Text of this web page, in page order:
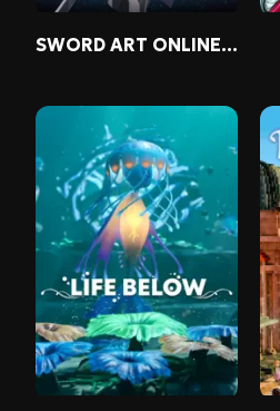
SWORD ART ONLINE Fractured Daydream